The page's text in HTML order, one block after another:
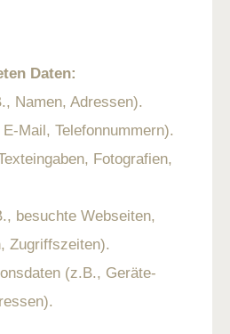
Daten:
Namen, Adressen).
Mail, Telefonnummern).
Fotografien,
besuchte Webseiten,
Zugriffszeiten).
(z.B., Geräte-